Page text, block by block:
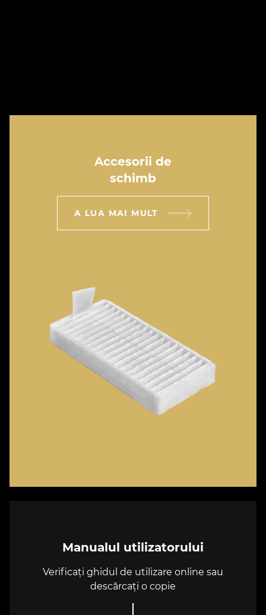
Accesorii de
schimb
A LUA MAI MULT
Manualul utilizatorului
Verificați ghidul de utilizare online sau
descărcați o copie